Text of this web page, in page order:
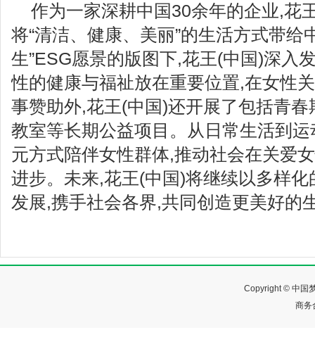
作为一家深耕中国30余年的企业,花
将“清洁、健康、美丽”的生活方式带给
生”ESG愿景的版图下,花王(中国)深入
性的健康与福祉放在重要位置,在女性
事赞助外,花王(中国)还开展了包括青
教室等长期公益项目。从日常生活到
元方式陪伴女性群体,推动社会在关爱
进步。未来,花王(中国)将继续以多样
发展,携手社会各界,共同创造更美好的
Copyright © 中国
商